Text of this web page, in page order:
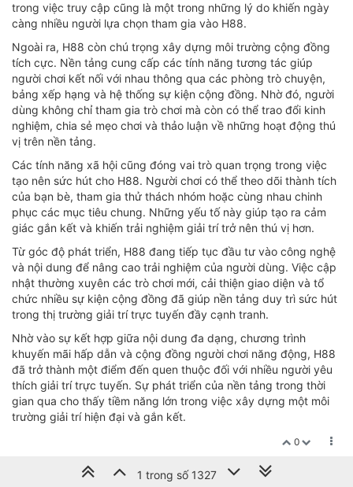
trong việc truy cập cũng là một trong những lý do khiến ngày
càng nhiều người lựa chọn tham gia vào H88.
Ngoài ra, H88 còn chú trọng xây dựng môi trường cộng đồng
tích cực. Nền tảng cung cấp các tính năng tương tác giúp
người chơi kết nối với nhau thông qua các phòng trò chuyện,
bảng xếp hạng và hệ thống sự kiện cộng đồng. Nhờ đó, người
dùng không chỉ tham gia trò chơi mà còn có thể trao đổi kinh
nghiệm, chia sẻ mẹo chơi và thảo luận về những hoạt động thú
vị trên nền tảng.
Các tính năng xã hội cũng đóng vai trò quan trọng trong việc
tạo nên sức hút cho H88. Người chơi có thể theo dõi thành tích
của bạn bè, tham gia thử thách nhóm hoặc cùng nhau chinh
phục các mục tiêu chung. Những yếu tố này giúp tạo ra cảm
giác gắn kết và khiến trải nghiệm giải trí trở nên thú vị hơn.
Từ góc độ phát triển, H88 đang tiếp tục đầu tư vào công nghệ
và nội dung để nâng cao trải nghiệm của người dùng. Việc cập
nhật thường xuyên các trò chơi mới, cải thiện giao diện và tổ
chức nhiều sự kiện cộng đồng đã giúp nền tảng duy trì sức hút
trong thị trường giải trí trực tuyến đầy cạnh tranh.
Nhờ vào sự kết hợp giữa nội dung đa dạng, chương trình
khuyến mãi hấp dẫn và cộng đồng người chơi năng động, H88
đã trở thành một điểm đến quen thuộc đối với nhiều người yêu
thích giải trí trực tuyến. Sự phát triển của nền tảng trong thời
gian qua cho thấy tiềm năng lớn trong việc xây dựng một môi
trường giải trí hiện đại và gắn kết.
0
1 trong số 1327